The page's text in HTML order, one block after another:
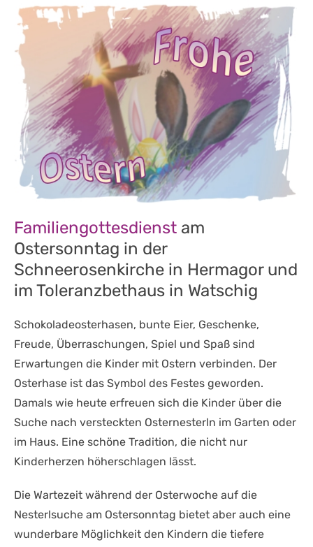
Familiengottesdienst am
Ostersonntag in der
Schneerosenkirche in Hermagor und
im Toleranzbethaus in Watschig
Schokoladeosterhasen, bunte Eier, Geschenke,
Freude, Überraschungen, Spiel und Spaß sind
Erwartungen die Kinder mit Ostern verbinden. Der
Osterhase ist das Symbol des Festes geworden.
Damals wie heute erfreuen sich die Kinder über die
Suche nach versteckten Osternesterln im Garten oder
im Haus. Eine schöne Tradition, die nicht nur
Kinderherzen höherschlagen lässt.
Die Wartezeit während der Osterwoche auf die
Nesterlsuche am Ostersonntag bietet aber auch eine
wunderbare Möglichkeit den Kindern die tiefere